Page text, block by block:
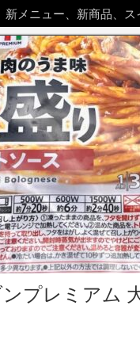
メニュー、新商品、
ンプレミアム